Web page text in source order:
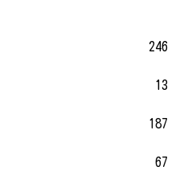
246
13
187
67